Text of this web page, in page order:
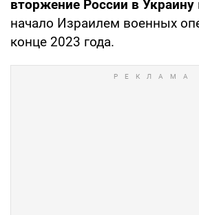
вторжение России в Украину
начало Израилем военных
конце 2023 года.